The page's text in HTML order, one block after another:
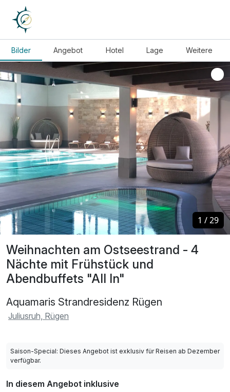
Bilder Angebot Hotel Lage Weitere
Weihnachten am Ostseestrand - 4
Nächte mit Frühstück und
Abendbuffets "All In"
Aquamaris Strandresidenz Rügen
Juliusruh, Rügen
1 /29
1 /29
Saison-Special: Dieses Angebot ist exklusiv für Reisen ab Dezember
verfügbar.
In diesem Angebot inklusive